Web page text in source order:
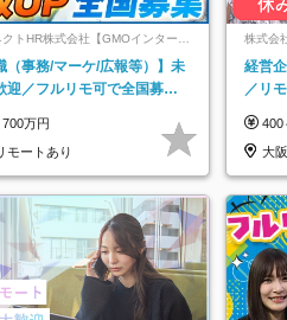
トHR株式会社【GMOインターネ
プ】
（事務/マーケ/広報等）】未
迎／フルリモ可で全国募
万円
モートあり
株式会
経営
／リ
400
大